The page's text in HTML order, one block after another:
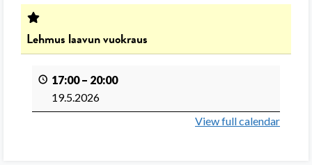
Lehmus laavun vuokraus
17:00 – 20:00
19.5.2026
View full calendar